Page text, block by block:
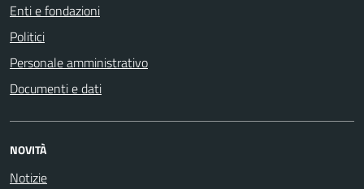
Enti e fondazioni
Politici
Personale amministrativo
Documenti e dati
NOVITÀ
Notizie